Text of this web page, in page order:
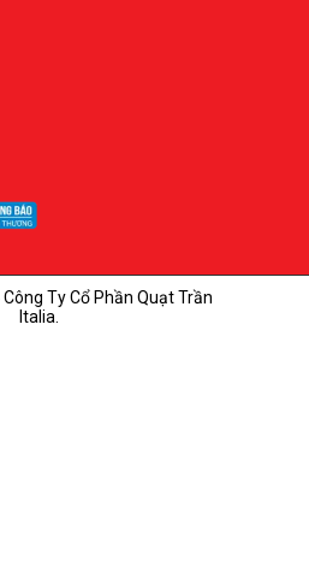
Ty Cổ Phần Quạt Trần
Italia.